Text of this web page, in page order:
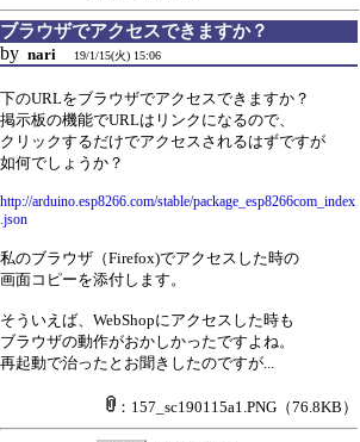
ブラウザでアクセスできますか？
by nari 19/1/15(火) 15:06
下のURLをブラウザでアクセスできますか？
掲示板の機能でURLはリンクになるので、
クリックするだけでアクセスされるはずですが
如何でしょうか？
http://arduino.esp8266.com/stable/package_esp8266com_index
.json
私のブラウザ（Firefox)でアクセスした時の
画面コピーを添付します。
そういえば、WebShopにアクセスした時も
ブラウザの動作がおかしかったですよね。
再起動で治ったとお聞きしたのですが...
：157_sc190115a1.PNG （76.8KB）